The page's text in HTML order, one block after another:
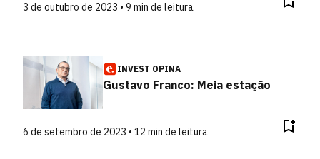
3 de outubro de 2023 • 9 min de leitura
INVEST OPINA
Gustavo Franco: Meia estação
6 de setembro de 2023 • 12 min de leitura